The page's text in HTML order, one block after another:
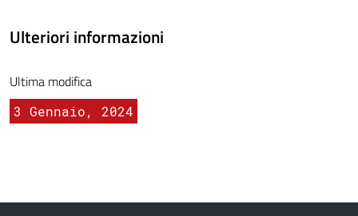
Ulteriori informazioni
Ultima modifica
3 Gennaio, 2024